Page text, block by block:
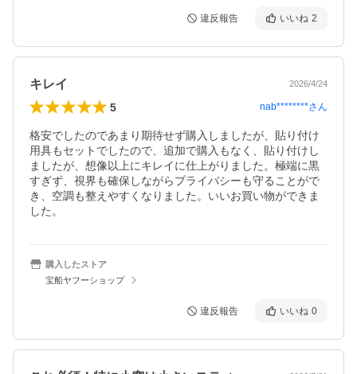
違反報告 いいね 2
キレイ 2026/4/24
5 nab********さん
格安でしたのであまり期待せず購入しましたが、貼り付け
用具もセットでしたので、追加で購入もなく、貼り付けし
ましたが、想像以上にキレイに仕上がりました。極端に黒
すぎず、視界も確保しながらプライバシーも守ることがで
き、空調も整えやすくなりました。いいお買い物ができま
した。
購入したストア
宝船ヤフーショップ
違反報告 いいね 0